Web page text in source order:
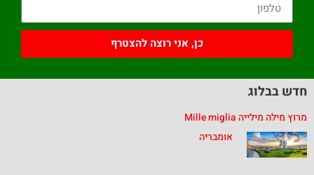
כן, אני רוצה להצטרף
חדש בבלוג
מרוץ מילה מילייה Mille miglia
אומבריה